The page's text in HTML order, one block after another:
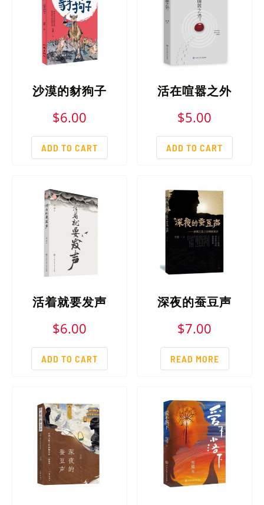
沙漠的豺狗子
$6.00
ADD TO CART
活在喧嚣之外
$5.00
ADD TO CART
活着就要发声
$6.00
ADD TO CART
深夜的蚕豆声
$7.00
READ MORE